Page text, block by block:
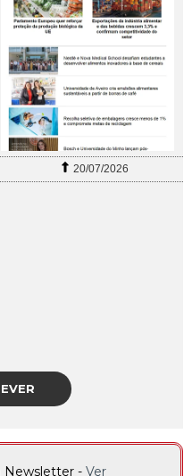
20/07/2026
Newsletter - Ver